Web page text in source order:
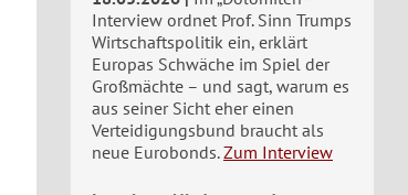
Interview ordnet Prof. Sinn Trumps
Wirtschaftspolitik ein, erklärt
Europas Schwäche im Spiel der
Großmächte – und sagt, warum es
aus seiner Sicht eher einen
Verteidigungsbund braucht als
neue Eurobonds. Zum Interview